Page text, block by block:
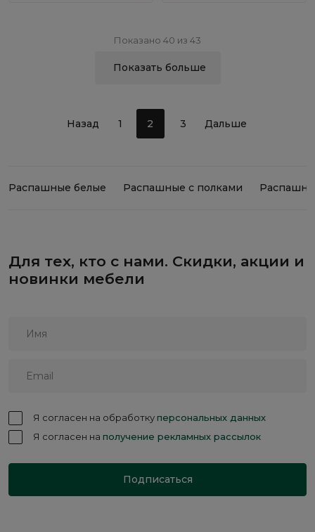
Показано 40 из 43
Показать больше
Назад 1 2 3 Дальше
Распашные белые Распашные с полками
Для тех, кто с нами. Скидки, акции и
новинки мебели
Я согласен на обработкуперсональных данных
Я согласен на получение рекламных рассылок
Подписаться